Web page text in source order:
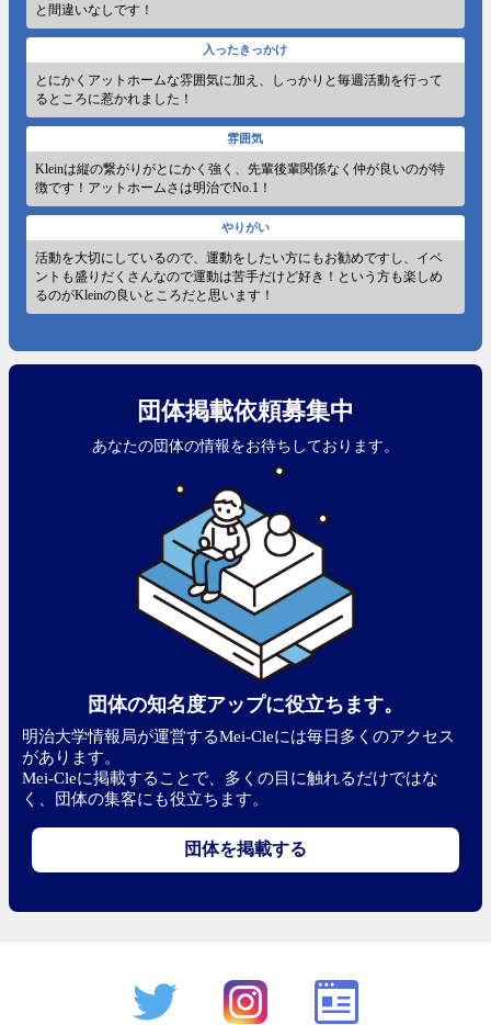
と間違いなしです！
入ったきっかけ
とにかくアットホームな雰囲気に加え、しっかりと毎週活動を行って
るところに惹かれました！
雰囲気
Kleinは縦の繋がりがとにかく強く、先輩後輩関係なく仲が良いのが特
徴です！アットホームさは明治でNo.1！
やりがい
活動を大切にしているので、運動をしたい方にもお勧めですし、イベ
ントも盛りだくさんなので運動は苦手だけど好き！という方も楽しめ
るのがKleinの良いところだと思います！
団体掲載依頼募集中
あなたの団体の情報をお待ちしております。
団体の知名度アップに役立ちます。
明治大学情報局が運営するMei-Cleには毎日多くのアクセス
があります。
Mei-Cleに掲載することで、多くの目に触れるだけではな
く、団体の集客にも役立ちます。
団体を掲載する